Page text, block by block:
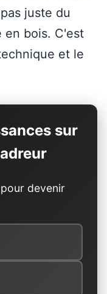
juste du
en bois. C'est
et le
sur
devenir